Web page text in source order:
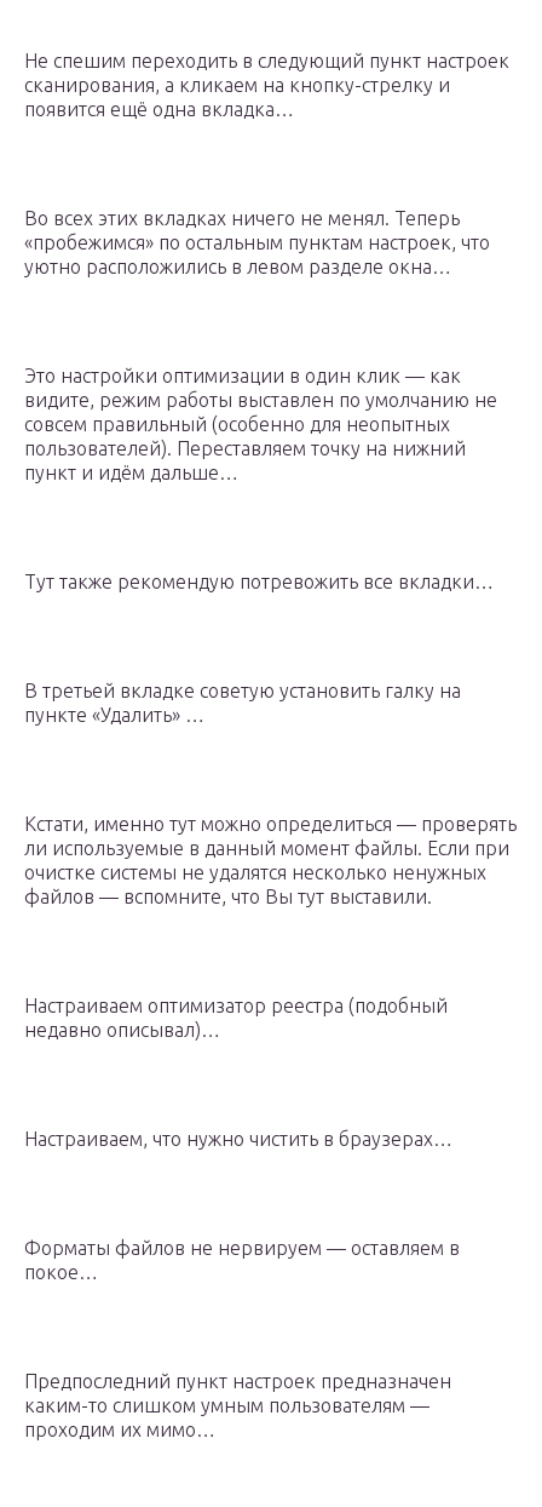
Не спешим переходить в следующий пункт настроек
сканирования, а кликаем на кнопку-стрелку и
появится ещё одна вкладка…
Во всех этих вкладках ничего не менял. Теперь
«пробежимся» по остальным пунктам настроек, что
уютно расположились в левом разделе окна…
Это настройки оптимизации в один клик — как
видите, режим работы выставлен по умолчанию не
совсем правильный (особенно для неопытных
пользователей). Переставляем точку на нижний
пункт и идём дальше…
Тут также рекомендую потревожить все вкладки…
В третьей вкладке советую установить галку на
пункте «Удалить» …
Кстати, именно тут можно определиться — проверять
ли используемые в данный момент файлы. Если при
очистке системы не удалятся несколько ненужных
файлов — вспомните, что Вы тут выставили.
Настраиваем оптимизатор реестра (подобный
недавно описывал)…
Настраиваем, что нужно чистить в браузерах…
Форматы файлов не нервируем — оставляем в
покое…
Предпоследний пункт настроек предназначен
каким-то слишком умным пользователям —
проходим их мимо…